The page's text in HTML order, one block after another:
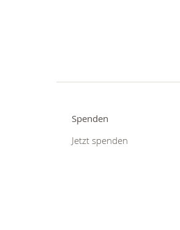
Spenden
Jetzt spenden